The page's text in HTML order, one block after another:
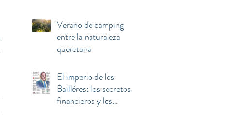
Verano de camping
entre la naturaleza
queretana
El imperio de los
Baillères: los secretos
financieros y los